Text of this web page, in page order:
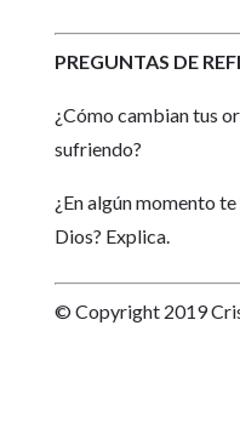
PREGUNTAS DE
¿Cómo cambian tus
sufriendo?
¿En algún momento
Dios? Explica.
© Copyright 2019